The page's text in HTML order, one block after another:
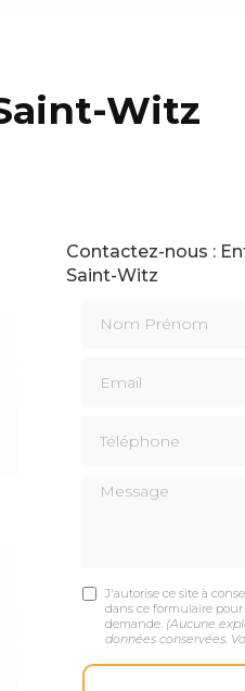
Witz
Contactez-nous :
Saint-Witz
Message
J'autorise ce site à
dans ce formulaire
demande. (Aucune
données conservées.